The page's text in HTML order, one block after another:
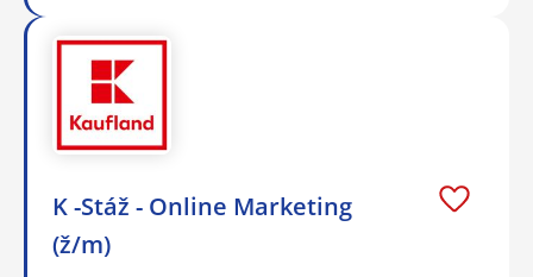
K -Stáž - Online Marketing
(ž/m)